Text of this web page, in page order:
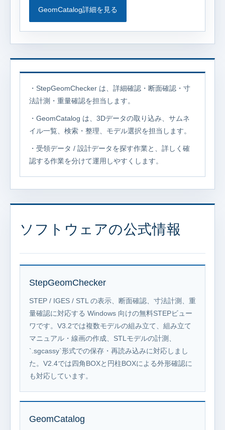
GeomCatalog詳細を見る
・StepGeomChecker は、詳細確認・断面確認・寸
法計測・重量確認を担当します。
・GeomCatalog は、3Dデータの取り込み、サムネ
イル一覧、検索・整理、モデル選択を担当します。
・受領データ / 設計データを探す作業と、詳しく確
認する作業を分けて運用しやすくします。
ソフトウェアの公式情報
StepGeomChecker
STEP / IGES / STL の表示、断面確認、寸法計測、重
量確認に対応する Windows 向けの無料STEPビュー
ワです。V3.2では複数モデルの組み立て、組み立て
マニュアル・線画の作成、STLモデルの計測、
`.sgcassy`形式での保存・再読み込みに対応しまし
た。V2.4では四角BOXと円柱BOXによる外形確認に
も対応しています。
GeomCatalog